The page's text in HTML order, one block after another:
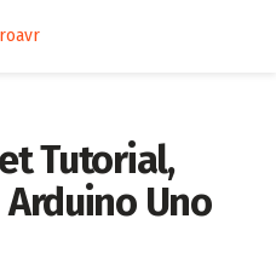
Tutorial,
Uno